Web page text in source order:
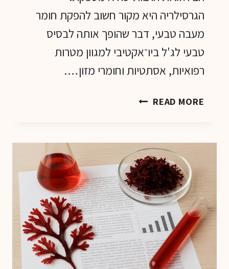
הגרסילריה היא מקור חשוב להפקת חומר
מעבה טבעי, דבר שהופך אותה לבסיס
טבעי לג'ל ביו־אקטיבי למגוון מטרות
רפואיות, אסתטיות וחומרי מזון….
READ MORE סגולות
של
האצה
האדומה
גרסילריה